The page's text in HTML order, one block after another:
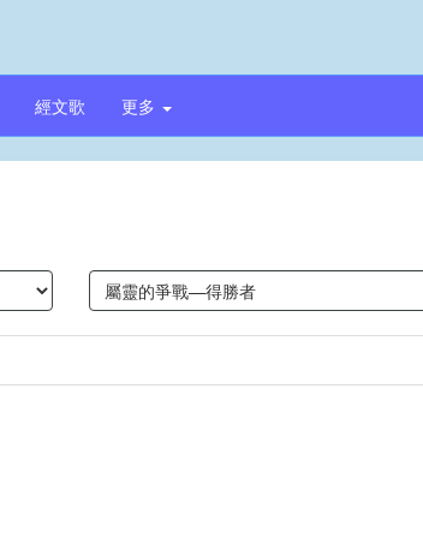
經文歌 更多